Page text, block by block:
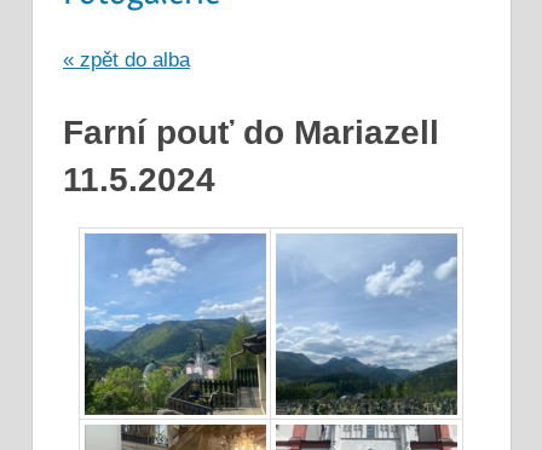
« zpět do alba
Farní pouť do Mariazell
11.5.2024